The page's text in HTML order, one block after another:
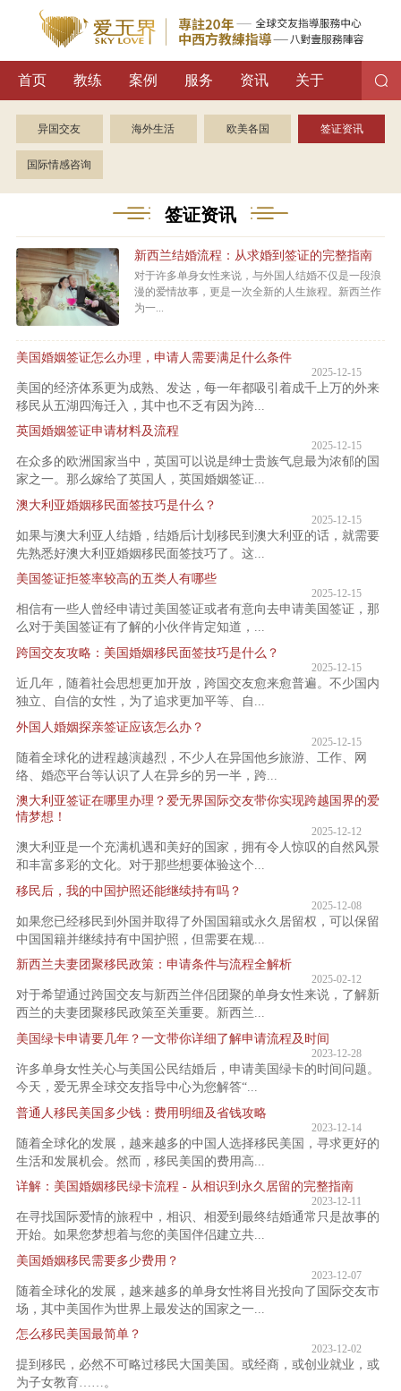
首页 教练 案例 服务 资讯 关于
异国交友 海外生活 欧美各国 签证资讯
国际情感咨询
签证资讯
新西兰结婚流程：从求婚到签证的完整指南
对于许多单身女性来说，与外国人结婚不仅是一段浪
漫的爱情故事，更是一次全新的人生旅程。新西兰作
为一...
美国婚姻签证怎么办理，申请人需要满足什么条件
2025-12-15
美国的经济体系更为成熟、发达，每一年都吸引着成千上万的外来
移民从五湖四海迁入，其中也不乏有因为跨...
英国婚姻签证申请材料及流程
2025-12-15
在众多的欧洲国家当中，英国可以说是绅士贵族气息最为浓郁的国
家之一。那么嫁给了英国人，英国婚姻签证...
澳大利亚婚姻移民面签技巧是什么？
2025-12-15
如果与澳大利亚人结婚，结婚后计划移民到澳大利亚的话，就需要
先熟悉好澳大利亚婚姻移民面签技巧了。这...
美国签证拒签率较高的五类人有哪些
2025-12-15
相信有一些人曾经申请过美国签证或者有意向去申请美国签证，那
么对于美国签证有了解的小伙伴肯定知道，...
跨国交友攻略：美国婚姻移民面签技巧是什么？
2025-12-15
近几年，随着社会思想更加开放，跨国交友愈来愈普遍。不少国内
独立、自信的女性，为了追求更加平等、自...
外国人婚姻探亲签证应该怎么办？
2025-12-15
随着全球化的进程越演越烈，不少人在异国他乡旅游、工作、网
络、婚恋平台等认识了人在异乡的另一半，跨...
澳大利亚签证在哪里办理？爱无界国际交友带你实现跨越国界的爱
情梦想！
2025-12-12
澳大利亚是一个充满机遇和美好的国家，拥有令人惊叹的自然风景
和丰富多彩的文化。对于那些想要体验这个...
移民后，我的中国护照还能继续持有吗？
2025-12-08
如果您已经移民到外国并取得了外国国籍或永久居留权，可以保留
中国国籍并继续持有中国护照，但需要在规...
新西兰夫妻团聚移民政策：申请条件与流程全解析
2025-02-12
对于希望通过跨国交友与新西兰伴侣团聚的单身女性来说，了解新
西兰的夫妻团聚移民政策至关重要。新西兰...
美国绿卡申请要几年？一文带你详细了解申请流程及时间
2023-12-28
许多单身女性关心与美国公民结婚后，申请美国绿卡的时间问题。
今天，爱无界全球交友指导中心为您解答“...
普通人移民美国多少钱：费用明细及省钱攻略
2023-12-14
随着全球化的发展，越来越多的中国人选择移民美国，寻求更好的
生活和发展机会。然而，移民美国的费用高...
详解：美国婚姻移民绿卡流程 - 从相识到永久居留的完整指南
2023-12-11
在寻找国际爱情的旅程中，相识、相爱到最终结婚通常只是故事的
开始。如果您梦想着与您的美国伴侣建立共...
美国婚姻移民需要多少费用？
2023-12-07
随着全球化的发展，越来越多的单身女性将目光投向了国际交友市
场，其中美国作为世界上最发达的国家之一...
怎么移民美国最简单？
2023-12-02
提到移民，必然不可略过移民大国美国。或经商，或创业就业，或
为子女教育……。